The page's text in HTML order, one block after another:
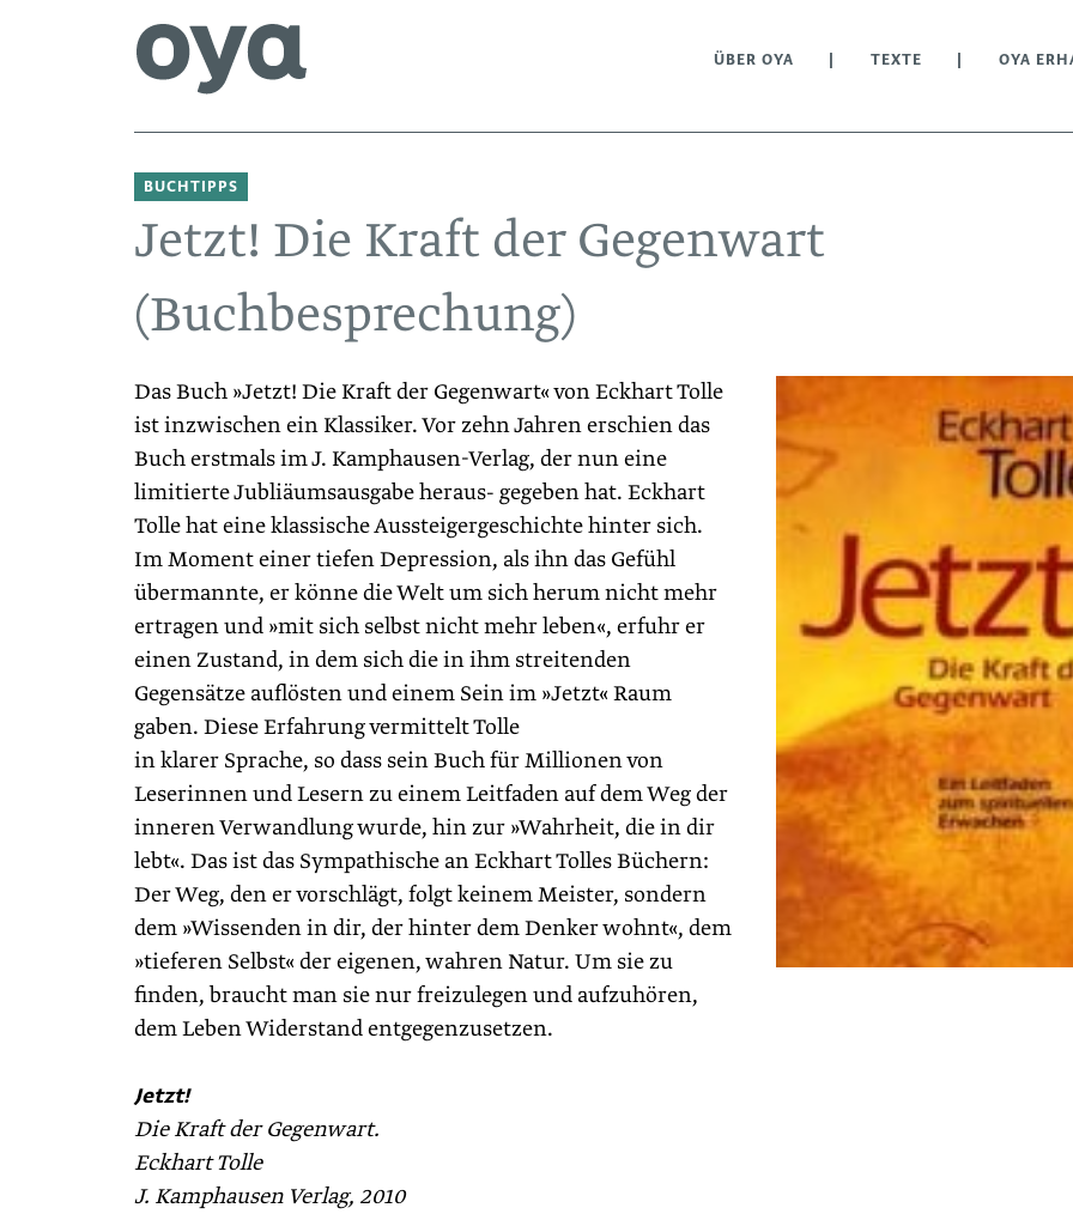
ÜBER OYA TEXTE OYA
BUCHTIPPS
Jetzt! Die Kraft der Gegenwart
(Buchbesprechung)
Das Buch »Jetzt! Die Kraft der Gegenwart« von Eckhart Tolle
ist inzwischen ein Klassiker. Vor zehn Jahren erschien das
Buch erstmals im J. Kamphausen-Verlag, der nun eine
limitierte Jubliäumsausgabe heraus- gegeben hat. Eckhart
Tolle hat eine klassische Aussteigergeschichte hinter sich.
Im Moment einer tiefen Depression, als ihn das Gefühl
übermannte, er könne die Welt um sich herum nicht mehr
ertragen und »mit sich selbst nicht mehr leben«, erfuhr er
einen Zustand, in dem sich die in ihm streitenden
Gegensätze auflösten und einem Sein im »Jetzt« Raum
gaben. Diese Erfahrung vermittelt Tolle
in klarer Sprache, so dass sein Buch für Millionen von
Leserinnen und Lesern zu einem Leitfaden auf dem Weg der
inneren Verwandlung wurde, hin zur »Wahrheit, die in dir
lebt«. Das ist das Sympathische an Eckhart Tolles Büchern:
Der Weg, den er vorschlägt, folgt keinem Meister, sondern
dem »Wissenden in dir, der hinter dem Denker wohnt«, dem
»tieferen Selbst« der eigenen, wahren Natur. Um sie zu
finden, braucht man sie nur freizulegen und aufzuhören,
dem Leben Widerstand entgegenzusetzen.
Jetzt!
Die Kraft der Gegenwart.
Eckhart Tolle
J. Kamphausen Verlag, 2010